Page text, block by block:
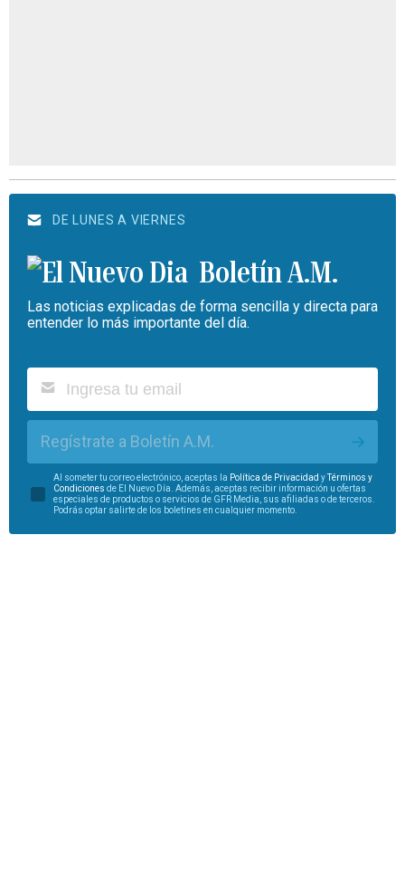
DE LUNES A VIERNES
Boletín A.M.
Las noticias explicadas de forma sencilla y directa para
entender lo más importante del día.
Regístrate a Boletín A.M.
Al someter tu correo electrónico, aceptas la Política de Privacidad yTérminos y
Condiciones de El Nuevo Día. Además, aceptas recibir información u ofertas
especiales de productos o servicios de GFR Media, sus afiliadas o de terceros.
Podrás optar salirte de los boletines en cualquier momento.